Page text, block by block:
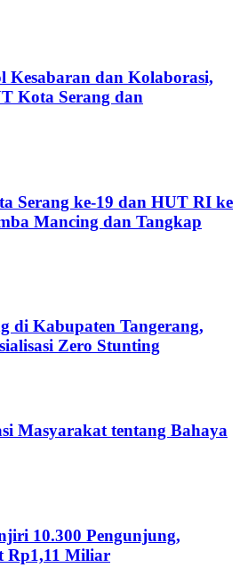
Kesabaran dan Kolaborasi,
Kota Serang dan
Serang ke-19 dan HUT RI ke
Mancing dan Tangkap
di Kabupaten Tangerang,
Zero Stunting
Masyarakat tentang Bahaya
10.300 Pengunjung,
Rp1,11 Miliar